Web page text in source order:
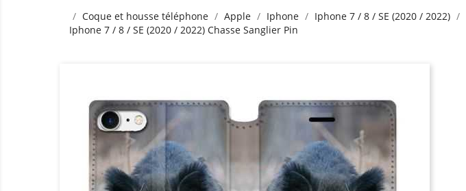
Coque et housse téléphone Apple Iphone Iphone 7 / 8 / SE (2020 / 2022)
Iphone 7 / 8 / SE (2020 / 2022) Chasse Sanglier Pin